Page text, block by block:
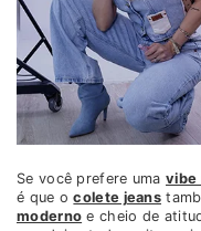
Se você prefere uma vibe
é que ocolete jeans
moderno e cheio de